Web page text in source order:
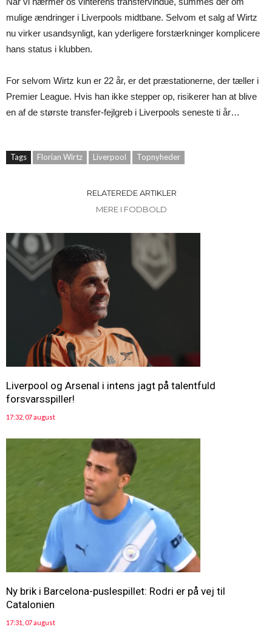
mulige ændringer i Liverpools midtbane. Selvom et salg af Wirtz
nu virker usandsynligt, kan yderligere forstærkninger komplicere
hans status i klubben.
For selvom Wirtz kun er 22 år, er det præstationerne, der tæller i
Premier League. Hvis han ikke stepper op, risikerer han at blive
en af de største transfer-fejlgreb i Liverpools seneste ti år…
Tags Florian Wirtz Liverpool Topnyheder
RELATEREDE ARTIKLER
MERE I FODBOLD
Liverpool og Arsenal i intens jagt på talentfuld
forsvarsspiller!
17:32, 07 august
Ny brik i Barcelona-puslespillet: Rodri er på vej til
Catalonien
17:31, 07 august